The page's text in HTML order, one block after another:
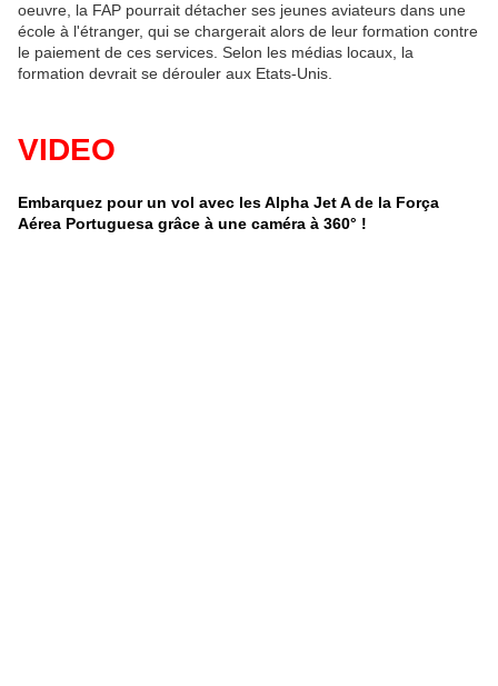
oeuvre, la FAP pourrait détacher ses jeunes aviateurs dans une
école à l'étranger, qui se chargerait alors de leur formation contre
le paiement de ces services. Selon les médias locaux, la
formation devrait se dérouler aux Etats-Unis.
VIDEO
Embarquez pour un vol avec les Alpha Jet A de la Força
Aérea Portuguesa grâce à une caméra à 360° !